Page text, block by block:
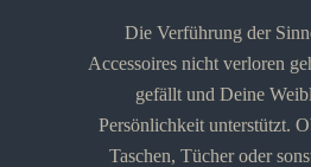
Die Verführung der
Accessoires nicht verloren
gefällt und Deine
Persönlichkeit unterstützt.
Taschen, Tücher oder